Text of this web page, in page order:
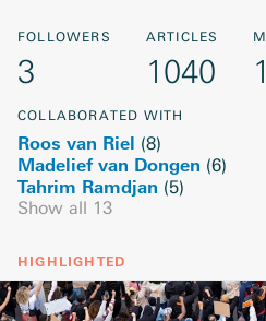
FOLLOWERS
3
ARTICLES
1040
COLLABORATED WITH
Roos van Riel (8)
Madelief van Dongen (6)
Tahrim Ramdjan (5)
Show all 13
HIGHLIGHTED